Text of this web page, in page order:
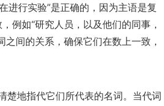
进行实验”是正确的，因为主语是复
例如“研究人员，以及他们的同事，
间的关系，确保它们在数上一致，
楚地指代它们所代表的名词。当代词